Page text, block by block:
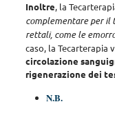
Inoltre, la
complementare per il
rettali, come le
caso, la Tecarterapia
circolazione
rigenerazione dei
N.B.